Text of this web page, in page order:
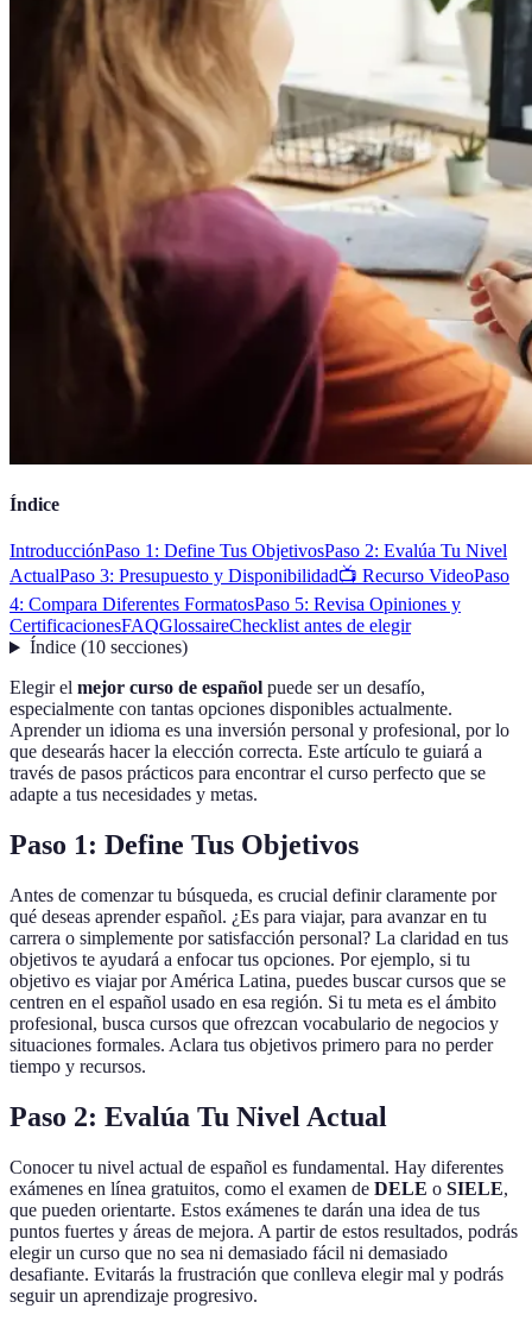
Índice
IntroducciónPaso 1: Define Tus ObjetivosPaso 2: Evalúa Tu Nivel
ActualPaso 3: Presupuesto y Disponibilidad📺 Recurso VideoPaso
4: Compara Diferentes FormatosPaso 5: Revisa Opiniones y
CertificacionesFAQGlossaireChecklist antes de elegir
Índice(10 secciones)
Elegir el mejor curso de español puede ser un desafío,
especialmente con tantas opciones disponibles actualmente.
Aprender un idioma es una inversión personal y profesional, por lo
que desearás hacer la elección correcta. Este artículo te guiará a
través de pasos prácticos para encontrar el curso perfecto que se
adapte a tus necesidades y metas.
Paso 1: Define Tus Objetivos
Antes de comenzar tu búsqueda, es crucial definir claramente por
qué deseas aprender español. ¿Es para viajar, para avanzar en tu
carrera o simplemente por satisfacción personal? La claridad en tus
objetivos te ayudará a enfocar tus opciones. Por ejemplo, si tu
objetivo es viajar por América Latina, puedes buscar cursos que se
centren en el español usado en esa región. Si tu meta es el ámbito
profesional, busca cursos que ofrezcan vocabulario de negocios y
situaciones formales. Aclara tus objetivos primero para no perder
tiempo y recursos.
Paso 2: Evalúa Tu Nivel Actual
Conocer tu nivel actual de español es fundamental. Hay diferentes
exámenes en línea gratuitos, como el examen de DELE o SIELE,
que pueden orientarte. Estos exámenes te darán una idea de tus
puntos fuertes y áreas de mejora. A partir de estos resultados, podrás
elegir un curso que no sea ni demasiado fácil ni demasiado
desafiante. Evitarás la frustración que conlleva elegir mal y podrás
seguir un aprendizaje progresivo.